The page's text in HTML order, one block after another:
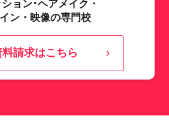
ョン･ヘアメイク・
ン・映像の専門校
料請求はこちら